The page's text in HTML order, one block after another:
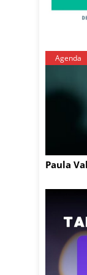
Agenda
Paula